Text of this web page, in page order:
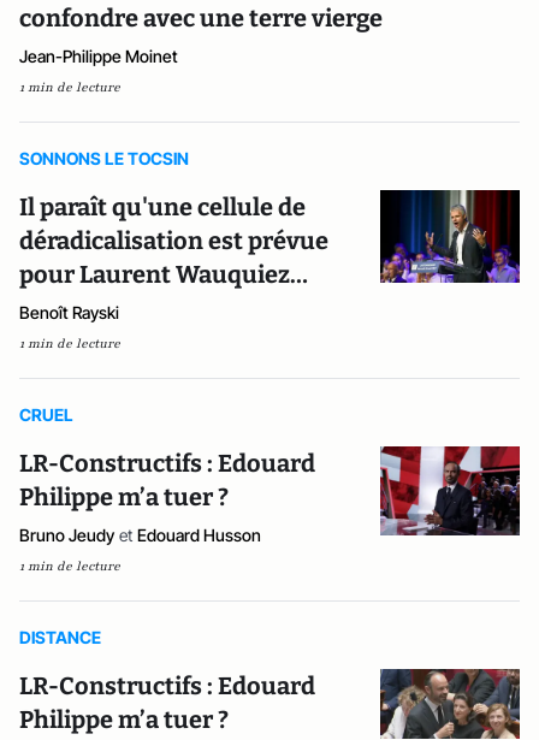
confondre avec une terre vierge
Jean-Philippe Moinet
1 min de lecture
SONNONS LE TOCSIN
Il paraît qu'une cellule de
déradicalisation est prévue
pour Laurent Wauquiez…
Benoît Rayski
1 min de lecture
CRUEL
LR-Constructifs : Edouard
Philippe m’a tuer ?
Bruno Jeudy et Edouard Husson
1 min de lecture
DISTANCE
LR-Constructifs : Edouard
Philippe m’a tuer ?